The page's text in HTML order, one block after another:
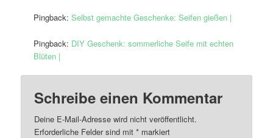
Pingback:Selbst gemachte Geschenke: Seifen gießen |
Pingback: DIY Geschenk: sommerliche Seife mit echten
Blüten |
Schreibe einen Kommentar
Deine E-Mail-Adresse wird nicht veröffentlicht.
Erforderliche Felder sind mit* markiert